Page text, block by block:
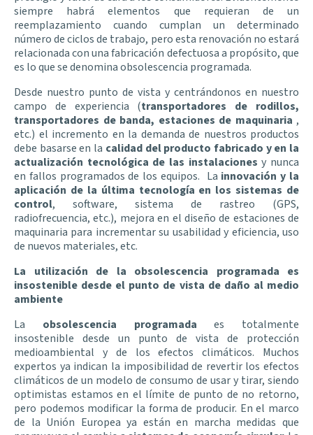
siempre habrá elementos que requieran de un
reemplazamiento cuando cumplan un determinado
número de ciclos de trabajo, pero esta renovación no estará
relacionada con una fabricación defectuosa a propósito, que
es lo que se denomina obsolescencia programada.
Desde nuestro punto de vista y centrándonos en nuestro
campo de experiencia (transportadores de rodillos,
transportadores de banda, estaciones de maquinaria ,
etc.) el incremento en la demanda de nuestros productos
debe basarse en la calidad del producto fabricado y en la
actualización tecnológica de las instalacionesy nunca
en fallos programados de los equipos. La innovación y la
aplicación de la última tecnología en los sistemas de
control, software, sistema de rastreo (GPS,
radiofrecuencia, etc.), mejora en el diseño de estaciones de
maquinaria para incrementar su usabilidad y eficiencia, uso
de nuevos materiales, etc.
La utilización de la obsolescencia programada es
insostenible desde el punto de vista de daño al medio
ambiente
La obsolescencia programada es totalmente
insostenible desde un punto de vista de protección
medioambiental y de los efectos climáticos. Muchos
expertos ya indican la imposibilidad de revertir los efectos
climáticos de un modelo de consumo de usar y tirar, siendo
optimistas estamos en el límite de punto de no retorno,
pero podemos modificar la forma de producir. En el marco
de la Unión Europea ya están en marcha medidas que